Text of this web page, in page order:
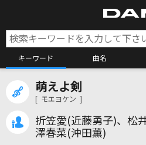
キーワード 曲名
カラオケ店
萌えよ剣
[ モエヨケン ]
折笠愛(近藤勇子)、松
澤春菜(沖田薫)